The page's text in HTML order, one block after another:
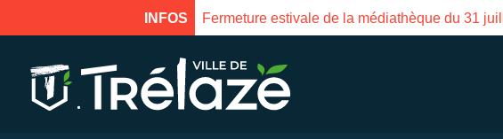
INFOS Fermeture estivale de la Maison des